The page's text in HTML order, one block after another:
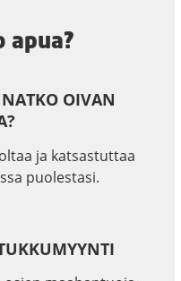
apua?
OIVAN
ja katsastuttaa
puolestasi.